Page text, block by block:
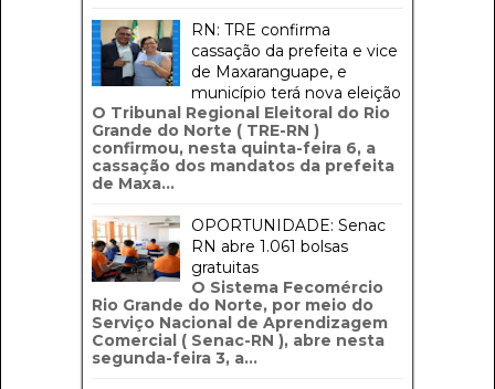
RN: TRE confirma
cassação da prefeita e vice
de Maxaranguape, e
município terá nova eleição
O Tribunal Regional Eleitoral do Rio
Grande do Norte ( TRE-RN )
confirmou, nesta quinta-feira 6, a
cassação dos mandatos da prefeita
de Maxa...
OPORTUNIDADE: Senac
RN abre 1.061 bolsas
gratuitas
O Sistema Fecomércio
Rio Grande do Norte, por meio do
Serviço Nacional de Aprendizagem
Comercial ( Senac-RN ), abre nesta
segunda-feira 3, a...